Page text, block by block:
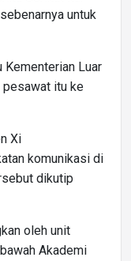
untuk
Kementerian Luar
pesawat itu ke
Xi
komunikasi di
dikutip
oleh unit
Akademi